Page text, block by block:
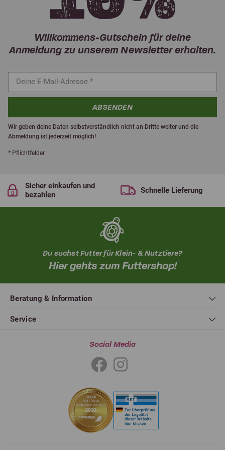
Willkommens-Gutschein für deine
Anmeldung zu unserem Newsletter erhalten.
ABSENDEN
Wir geben deine Daten selbstverständlich nicht an Dritte weiter und die
Abmeldung ist jederzeit möglich!
* Pflichtfelder
Sicher einkaufen und
bezahlen
Schnelle Lieferung
Du suchst Futter für Klein- & Nutztiere?
Hier gehts zum Futtershop!
Beratung & Information
Service
Social Media